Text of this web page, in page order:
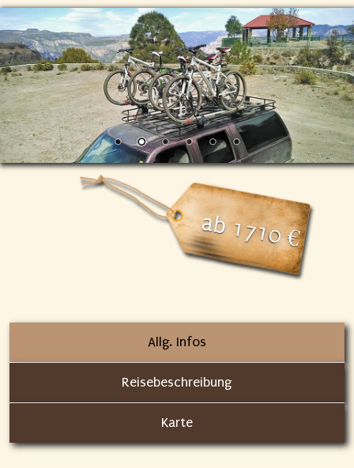
ab 1710 €
Allg. Infos
Reisebeschreibung
Karte